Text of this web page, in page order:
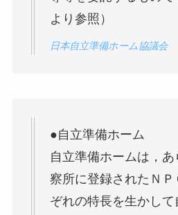
より参照）
日本自立準備ホーム協議会
●自立準備ホーム
自立準備ホームは，
察所に登録されたＮ
ぞれの特長を生かして